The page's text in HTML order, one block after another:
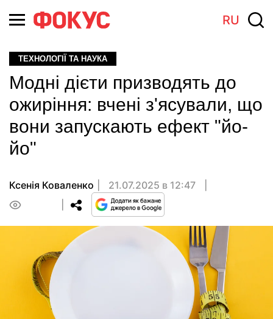
RU
ТЕХНОЛОГІЇ ТА НАУКА
Модні дієти призводять до
ожиріння: вчені з'ясували, що
вони запускають ефект "йо-
йо"
Ксенія Коваленко
21.07.2025 в 12:47